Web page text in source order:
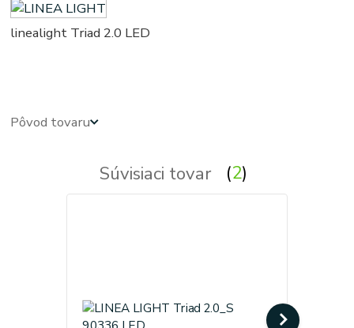
linealight Triad 2.0 LED
Pôvod tovaru
Súvisiaci tovar 2